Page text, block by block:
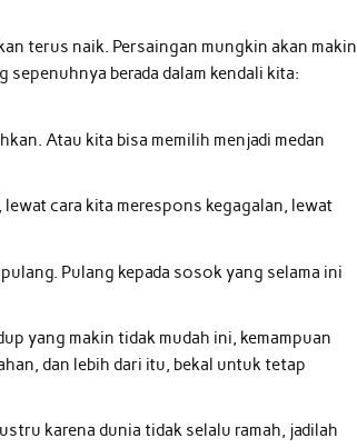
terus naik. Persaingan mungkin akan makin
berada dalam kendali kita:
Atau kita bisa memilih menjadi medan
cara kita merespons kegagalan, lewat
Pulang kepada sosok yang selama ini
yang makin tidak mudah ini, kemampuan
dan lebih dari itu, bekal untuk tetap
karena dunia tidak selalu ramah, jadilah